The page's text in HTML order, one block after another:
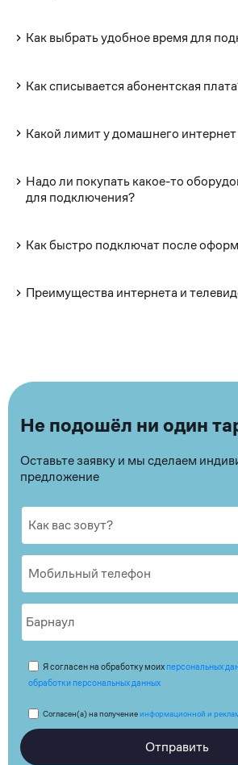
Как выбрать удобное время для
Как списывается абонентская
Какой лимит у домашнего
Надо ли покупать какое-то
для подключения?
Как быстро подключат после
Преимущества интернета и
Не подошёл ни один
Оставьте заявку и мы сделаем
предложение
Я согласен на обработку моих персональных
обработки персональных данных
Согласен(а) на получениеинформационной и
Отправить